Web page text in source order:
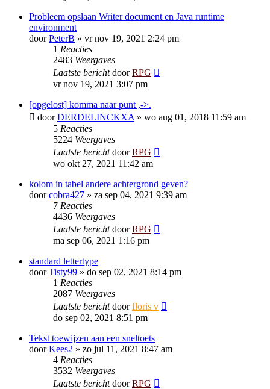
Probleem opslaan Writer document en Java runtime
environment
doorPeterB » vr nov 19, 2021 2:24 pm
1 Reacties
2483 Weergaves
Laatste berichtdoorRPG
vr nov 19, 2021 3:07 pm
[opgelost] komma naar punt ,->.
doorDERDELINCKXA » wo aug 01, 2018 11:59 am
5 Reacties
5224 Weergaves
Laatste berichtdoorRPG
wo okt 27, 2021 11:42 am
kolom in tabel andere achtergrond geven?
doorcobra427 » za sep 04, 2021 9:39 am
7 Reacties
4436 Weergaves
Laatste berichtdoorRPG
ma sep 06, 2021 1:16 pm
standard lettertype
doorTisty99 » do sep 02, 2021 8:14 pm
1 Reacties
2087 Weergaves
Laatste berichtdoorfloris v
do sep 02, 2021 8:51 pm
Tekst toewijzen aan een sneltoets
doorKees2 » zo jul 11, 2021 8:47 am
4 Reacties
3532 Weergaves
Laatste berichtdoorRPG